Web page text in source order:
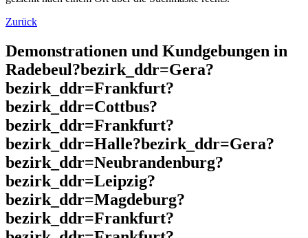
Zurück
Demonstrationen und Kundgebungen in
Radebeul?bezirk_ddr=Gera?
bezirk_ddr=Frankfurt?
bezirk_ddr=Cottbus?
bezirk_ddr=Frankfurt?
bezirk_ddr=Halle?bezirk_ddr=Gera?
bezirk_ddr=Neubrandenburg?
bezirk_ddr=Leipzig?
bezirk_ddr=Magdeburg?
bezirk_ddr=Frankfurt?